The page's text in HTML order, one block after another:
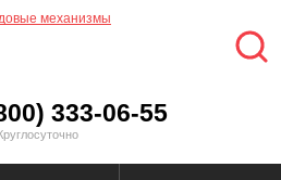
333-06-55